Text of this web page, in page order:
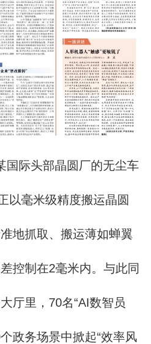
国际头部晶圆厂的无尘车
以毫米级精度搬运晶圆
地抓取、搬运薄如蝉翼
控制在2毫米内。与此同
厅里，70名“AI数智员
政务场景中掀起“效率风